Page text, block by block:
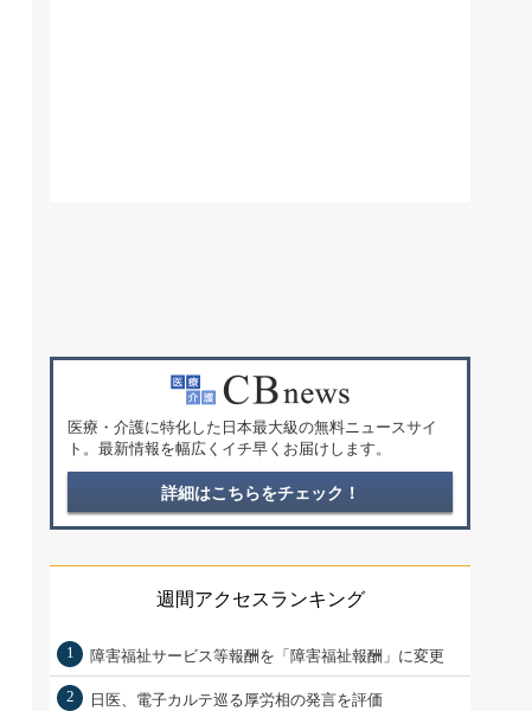
医療・介護に特化した日本最大級の無料ニュースサイ
ト。最新情報を幅広くイチ早くお届けします。
詳細はこちらをチェック！
週間アクセスランキング
1 障害福祉サービス等報酬を「障害福祉報酬」に変更
2 日医、電子カルテ巡る厚労相の発言を評価